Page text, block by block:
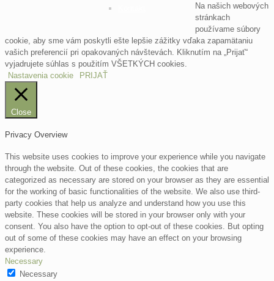
Na našich webových
stránkach
používame súbory
cookie, aby sme vám poskytli ešte lepšie zážitky vďaka zapamätaniu
vašich preferencií pri opakovaných návštevách. Kliknutím na „Prijať“
vyjadrujete súhlas s použitím VŠETKÝCH cookies.
Nastavenia cookie
PRIJAŤ
Close
Privacy Overview
This website uses cookies to improve your experience while you navigate
through the website. Out of these cookies, the cookies that are
categorized as necessary are stored on your browser as they are essential
for the working of basic functionalities of the website. We also use third-
party cookies that help us analyze and understand how you use this
website. These cookies will be stored in your browser only with your
consent. You also have the option to opt-out of these cookies. But opting
out of some of these cookies may have an effect on your browsing
experience.
Necessary
Necessary